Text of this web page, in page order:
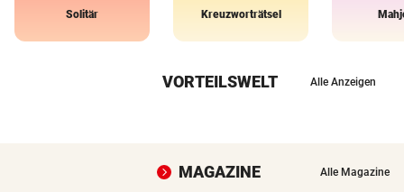
Solitär Kreuzworträtsel
VORTEILSWELT Alle Anzeigen
MAGAZINE Alle Magazine